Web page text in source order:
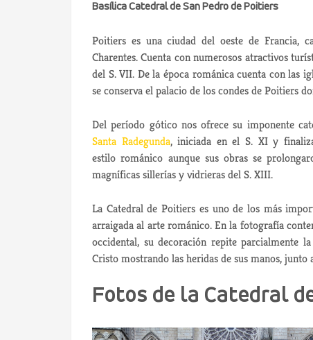
Basílica Catedral de San Pedro de Poitiers
Poitiers es una ciudad del oeste de Francia,
Charentes. Cuenta con numerosos atractivos
del S. VII. De la época románica cuenta con las
se conserva el palacio de los condes de Poitiers
Del período gótico nos ofrece su imponente
Santa Radegunda, iniciada en el S. XI y
estilo románico aunque sus obras se
magníficas sillerías y vidrieras del S. XIII.
La Catedral de Poitiers es uno de los más
arraigada al arte románico. En la fotografía
occidental, su decoración repite parcialmente
Cristo mostrando las heridas de sus manos, junto
Fotos de la Catedral